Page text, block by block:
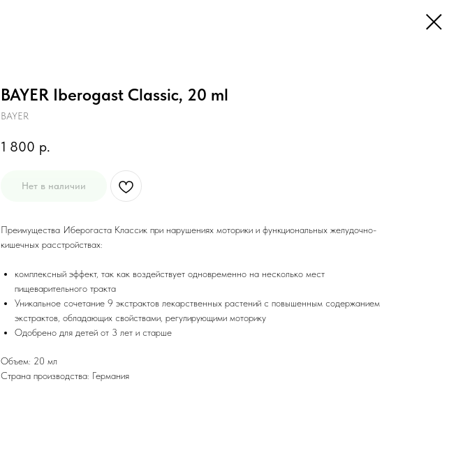
BAYER Iberogast Classic, 20 ml
BAYER
1 800 р.
Нет в наличии
Преимущества Иберогаста Классик при нарушениях моторики и функциональных желудочно-
кишечных расстройствах:
комплексный эффект, так как воздействует одновременно на несколько мест
пищеварительного тракта
Уникальное сочетание 9 экстрактов лекарственных растений с повышенным содержанием
экстрактов, обладающих свойствами, регулирующими моторику
Одобрено для детей от 3 лет и старше
Объем: 20 мл
Страна производства: Германия